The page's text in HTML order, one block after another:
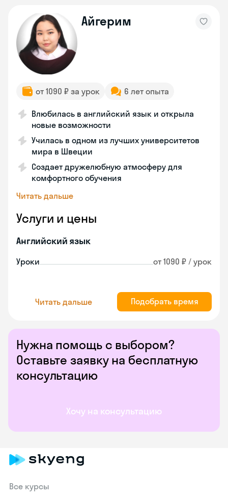
Нужна помощь с выбором?
Оставьте заявку на бесплатную
консультацию
Хочу на консультацию
Айгерим
от 1090 ₽ за урок 6 лет опыта
Влюбилась в английский язык и открыла
новые возможности
Училась в одном из лучших университетов
мира в Швеции
Создает дружелюбную атмосферу для
комфортного обучения
Читать дальше
Услуги и цены
Английский язык
Уроки от 1090 ₽ / урок
Читать дальше Подобрать время
Все курсы